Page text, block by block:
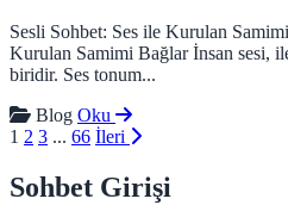
Sesli Sohbet: Ses ile Kurulan
Kurulan Samimi Bağlar İnsan sesi,
biridir. Ses tonum...
Blog Oku
1 2 3 ... 66 İleri
Sohbet Girişi